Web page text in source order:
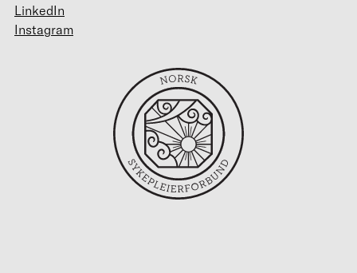
LinkedIn
Instagram